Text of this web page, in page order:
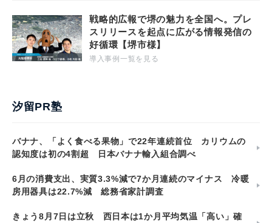
戦略的広報で堺の魅力を全国へ。プレ
スリリースを起点に広がる情報発信の
好循環【堺市様】
導入事例一覧を見る
汐留PR塾
バナナ、「よく食べる果物」で22年連続首位 カリウムの
認知度は初の4割超 日本バナナ輸入組合調べ
6月の消費支出、実質3.3%減で7か月連続のマイナス 冷暖
房用器具は22.7%減 総務省家計調査
きょう8月7日は立秋 西日本は1か月平均気温「高い」確